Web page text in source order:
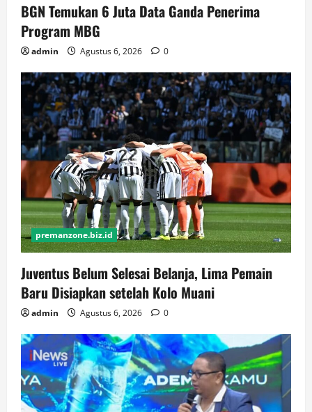
BGN Temukan 6 Juta Data Ganda Penerima
Program MBG
admin Agustus 6, 2026 0
premanzone.biz.id
Juventus Belum Selesai Belanja, Lima Pemain
Baru Disiapkan setelah Kolo Muani
admin Agustus 6, 2026 0